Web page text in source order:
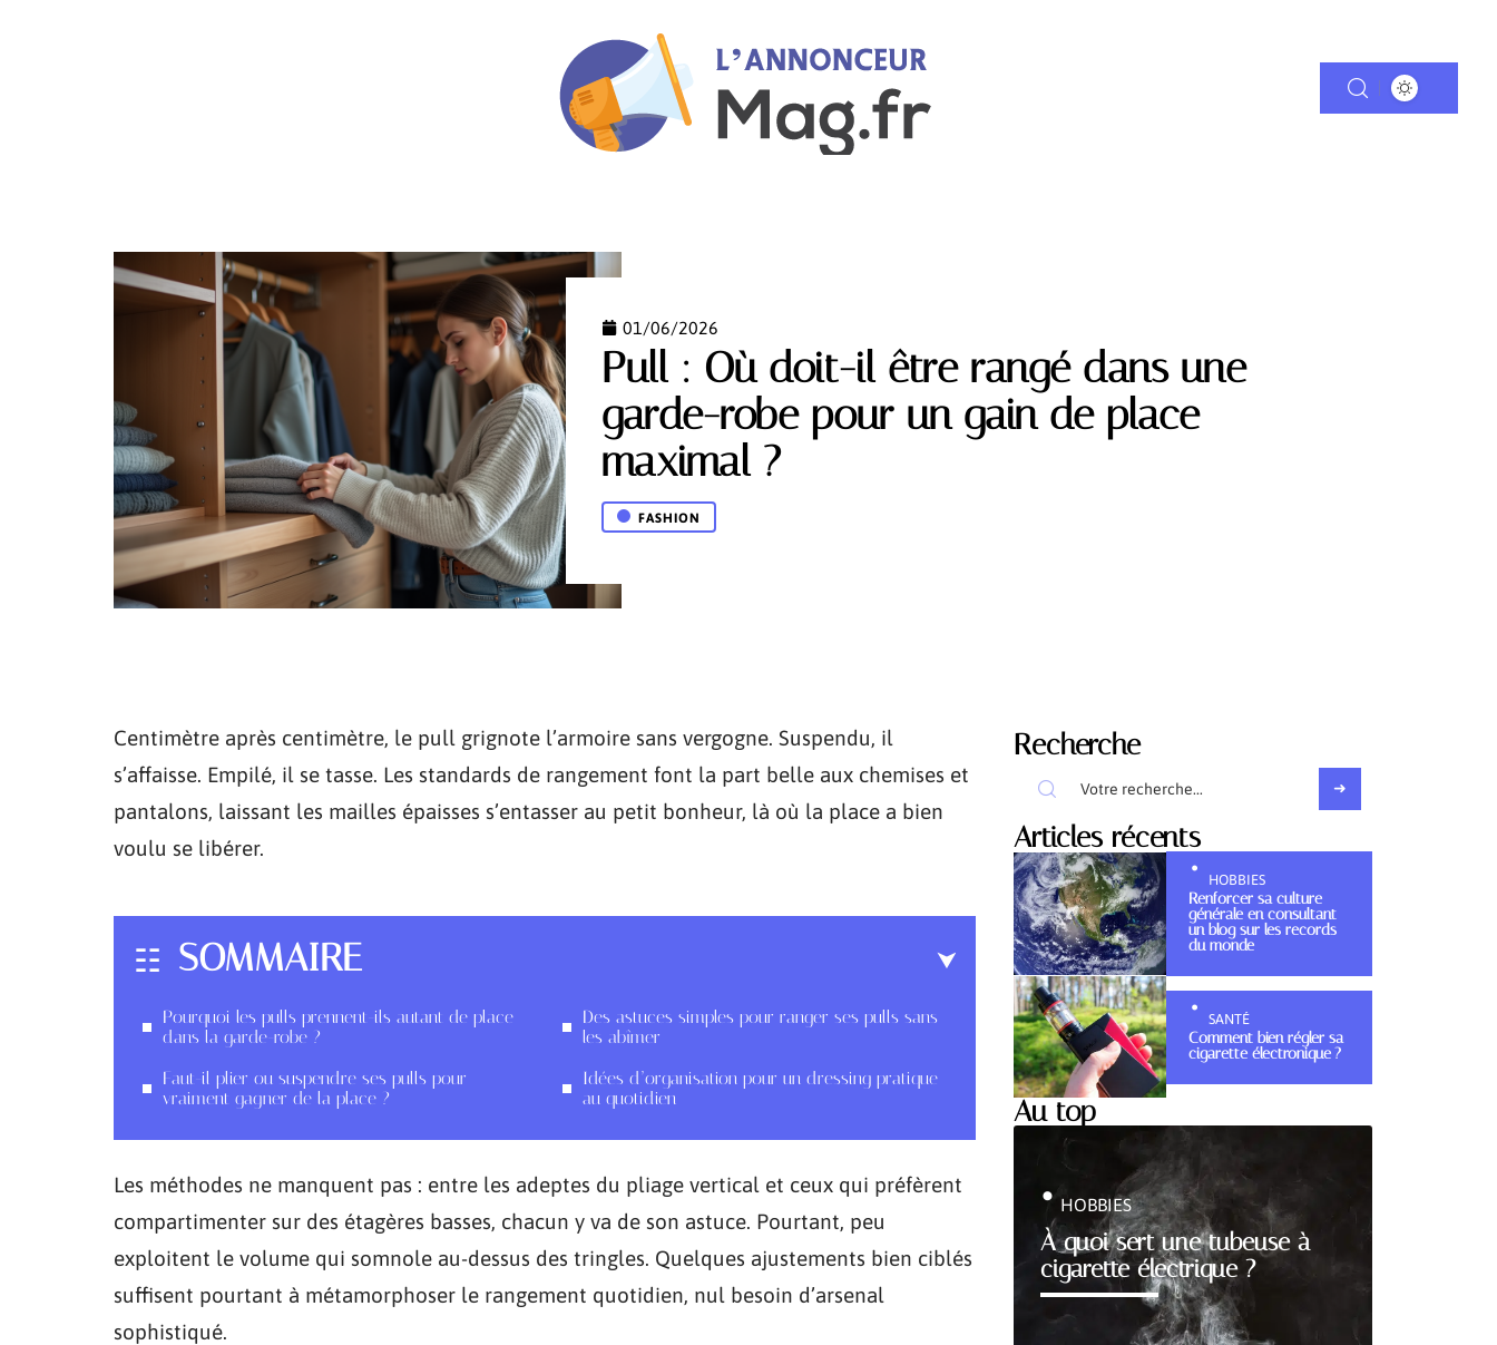
01/06/2026
Pull : Où doit-il être rangé dans une
garde-robe pour un gain de place
maximal ?
FASHION
Centimètre après centimètre, le pull grignote l’armoire sans vergogne. Suspendu, il
s’affaisse. Empilé, il se tasse. Les standards de rangement font la part belle aux chemises et
pantalons, laissant les mailles épaisses s’entasser au petit bonheur, là où la place a bien
voulu se libérer.
SOMMAIRE
Pourquoi les pulls prennent-ils autant de place
dans la garde-robe ?
Faut-il plier ou suspendre ses pulls pour
vraiment gagner de la place ?
Des astuces simples pour ranger ses pulls sans
les abîmer
Idées d’organisation pour un dressing pratique
au quotidien
Les méthodes ne manquent pas : entre les adeptes du pliage vertical et ceux qui préfèrent
compartimenter sur des étagères basses, chacun y va de son astuce. Pourtant, peu
exploitent le volume qui somnole au-dessus des tringles. Quelques ajustements bien ciblés
suffisent pourtant à métamorphoser le rangement quotidien, nul besoin d’arsenal
sophistiqué.
Recherche
Articles récents
HOBBIES
Renforcer sa culture
générale en consultant
un blog sur les records
du monde
SANTÉ
Comment bien régler sa
cigarette électronique ?
Au top
À quoi sert une tubeuse à
cigarette électrique ?
HOBBIES